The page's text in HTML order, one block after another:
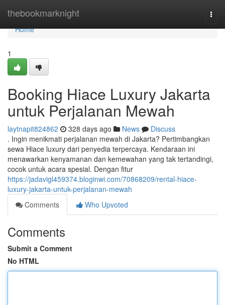
thebookmarknight
Home
Home
1
Booking Hiace Luxury Jakarta
untuk Perjalanan Mewah
laytnapit824862 328 days ago News
Discuss
. Ingin menikmati perjalanan mewah di Jakarta? Pertimbangkan
sewa Hiace luxury dari penyedia terpercaya. Kendaraan ini
menawarkan kenyamanan dan kemewahan yang tak tertandingi,
cocok untuk acara spesial. Dengan fitur
https://jadavigl459374.bloginwi.com/70868209/rental-hiace-
luxury-jakarta-untuk-perjalanan-mewah
Comments
Who Upvoted
Comments
Submit a Comment
No HTML